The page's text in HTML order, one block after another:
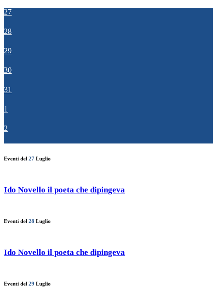
27
28
29
30
31
1
2
Eventi del 27 Luglio
Ido Novello il poeta che dipingeva
Eventi del 28 Luglio
Ido Novello il poeta che dipingeva
Eventi del 29 Luglio